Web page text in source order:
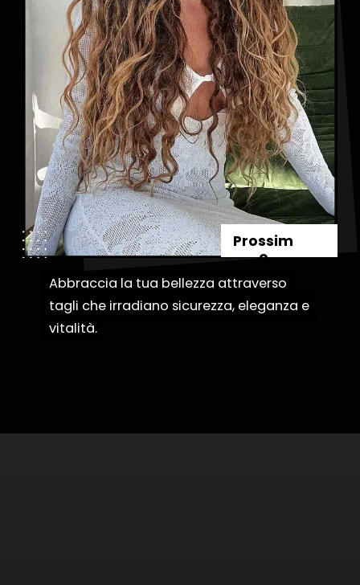
Abbraccia la tua bellezza attraverso
tagli che irradiano sicurezza, eleganza e
vitalità.
Abbraccia la tua bellezza attraverso
tagli che irradiano sicurezza, eleganza e
vitalità.
Prossim
o